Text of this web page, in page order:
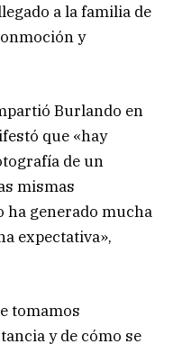
a la familia de
y
Burlando en
que «hay
de un
mismas
ha generado mucha
expectativa»,
tomamos
y de cómo se